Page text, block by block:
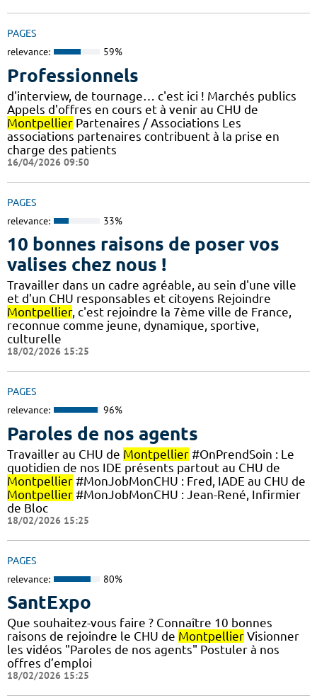
PAGES
relevance: 59%
Professionnels
d'interview, de tournage… c'est ici ! Marchés publics
Appels d'offres en cours et à venir au CHU de
Montpellier Partenaires / Associations Les
associations partenaires contribuent à la prise en
charge des patients
16/04/2026 09:50
PAGES
relevance: 33%
10 bonnes raisons de poser vos
valises chez nous !
Travailler dans un cadre agréable, au sein d'une ville
et d'un CHU responsables et citoyens Rejoindre
Montpellier, c'est rejoindre la 7ème ville de France,
reconnue comme jeune, dynamique, sportive,
culturelle
18/02/2026 15:25
PAGES
relevance: 96%
Paroles de nos agents
Travailler au CHU de Montpellier #OnPrendSoin : Le
quotidien de nos IDE présents partout au CHU de
Montpellier #MonJobMonCHU : Fred, IADE au CHU de
Montpellier #MonJobMonCHU : Jean-René, Infirmier
de Bloc
18/02/2026 15:25
PAGES
relevance: 80%
SantExpo
Que souhaitez-vous faire ? Connaître 10 bonnes
raisons de rejoindre le CHU de Montpellier Visionner
les vidéos "Paroles de nos agents" Postuler à nos
offres d’emploi
18/02/2026 15:25